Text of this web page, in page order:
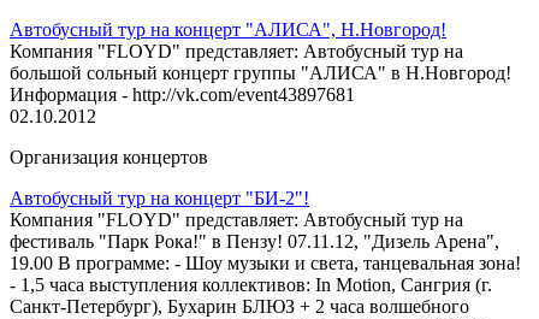
Автобусный тур на концерт "АЛИСА", Н.Новгород!
Компания "FLOYD" представляет: Автобусный тур на
большой сольный концерт группы "АЛИСА" в Н.Новгород!
Информация - http://vk.com/event43897681
02.10.2012
Организация концертов
Автобусный тур на концерт "БИ-2"!
Компания "FLOYD" представляет: Автобусный тур на
фестиваль "Парк Рока!" в Пензу! 07.11.12, "Дизель Арена",
19.00 В программе: - Шоу музыки и света, танцевальная зона!
- 1,5 часа выступления коллективов: In Motion, Сангрия (г.
Санкт-Петербург), Бухарин БЛЮЗ + 2 часа волшебного